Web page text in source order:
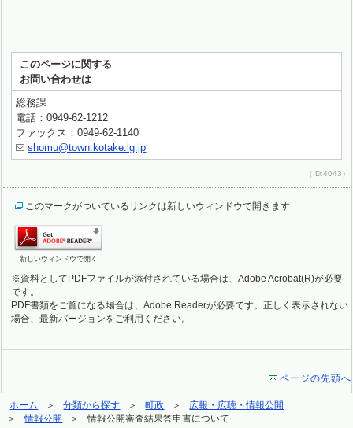
このページに関する
お問い合わせは
総務課
電話：0949-62-1212
ファックス：0949-62-1140
shomu@town.kotake.lg.jp
（ID:4043）
このマークがついているリンクは新しいウィンドウで開きます
新しいウィンドウで開く
※資料としてPDFファイルが添付されている場合は、Adobe Acrobat(R)が必要
です。
PDF書類をご覧になる場合は、Adobe Readerが必要です。正しく表示されない
場合、最新バージョンをご利用ください。
ページの先頭へ
ホーム 分類から探す 町政
広報・広聴・情報公開
情報公開
情報公開審査結果答申書について